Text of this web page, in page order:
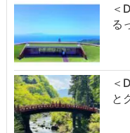
＜
る
＜
と